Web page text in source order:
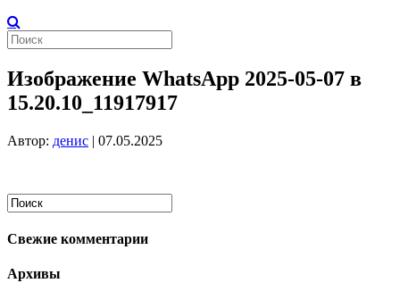
Изображение WhatsApp 2025-05-07 в
15.20.10_11917917
Автор: денис | 07.05.2025
Свежие комментарии
Архивы